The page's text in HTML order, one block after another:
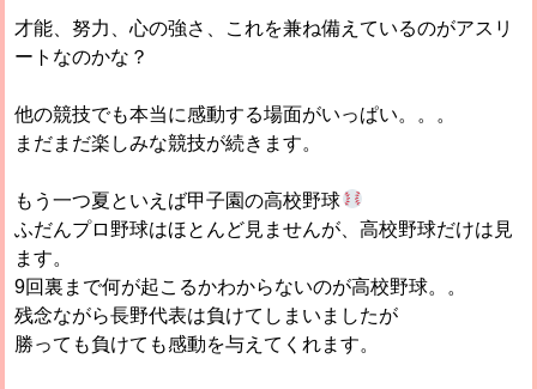
才能、努力、心の強さ、これを兼ね備えているのがアスリ
ートなのかな？
他の競技でも本当に感動する場面がいっぱい。。。
まだまだ楽しみな競技が続きます。
もう一つ夏といえば甲子園の高校野球
ふだんプロ野球はほとんど見ませんが、高校野球だけは見
ます。
9回裏まで何が起こるかわからないのが高校野球。。
残念ながら長野代表は負けてしまいましたが
勝っても負けても感動を与えてくれます。